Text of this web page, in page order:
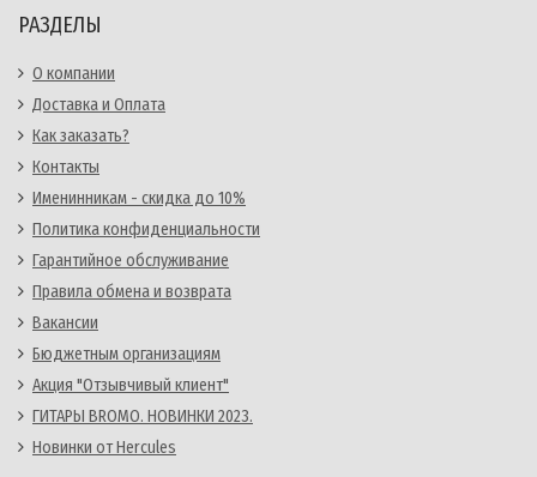
РАЗДЕЛЫ
О компании
Доставка и Оплата
Как заказать?
Контакты
Именинникам - скидка до 10%
Политика конфиденциальности
Гарантийное обслуживание
Правила обмена и возврата
Вакансии
Бюджетным организациям
Акция "Отзывчивый клиент"
ГИТАРЫ BROMO. НОВИНКИ 2023.
Новинки от Hercules